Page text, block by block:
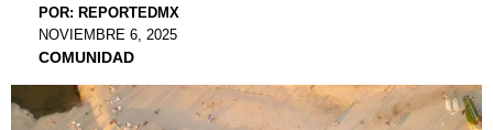
POR: REPORTEDMX
NOVIEMBRE 6, 2025
COMUNIDAD